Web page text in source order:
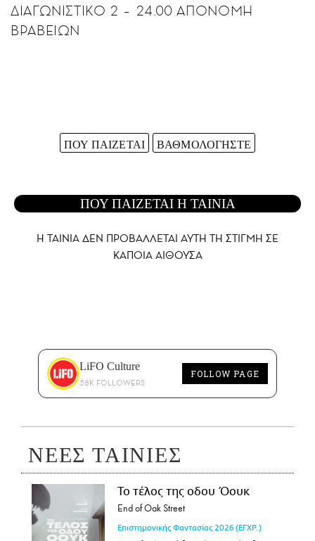
ΔΙΑΓΩΝΙΣΤΙΚΟ 2 – 24.00 ΑΠΟΝΟΜΗ
ΒΡΑΒΕΙΩΝ
ΠΟΥ ΠΑΙΖΕΤΑΙ ΒΑΘΜΟΛΟΓΗΣΤΕ
ΠΟΥ ΠΑΙΖΕΤΑΙ Η ΤΑΙΝΙΑ
Η ΤΑΙΝΙΑ ΔΕΝ ΠΡΟΒΑΛΛΕΤΑΙ AYTH ΤΗ ΣΤΙΓΜΗ ΣΕ
ΚΑΠΟΙΑ ΑΙΘΟΥΣΑ
LiFO Culture
58K FOLLOWERS
FOLLOW PAGE
ΝΕΕΣ ΤΑΙΝΙΕΣ
Το τέλος της οδου Όουκ
End of Oak Street
Επιστημονικής Φαντασίας 2026 (ΕΓΧΡ.)